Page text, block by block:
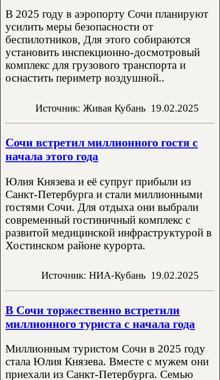
В 2025 году в аэропорту Сочи планируют
усилить меры безопасности от
беспилотников, Для этого собираются
установить инспекционно-досмотровый
комплекс для грузового транспорта и
оснастить периметр воздушной..
Источник: Живая Кубань 19.02.2025
Сочи встретил миллионного гостя с
начала этого года
Юлия Князева и её супруг прибыли из
Санкт-Петербурга и стали миллионными
гостями Сочи. Для отдыха они выбрали
современный гостиничный комплекс с
развитой медицинской инфраструктурой в
Хостинском районе курорта.
Источник: НИА-Кубань 19.02.2025
В Сочи торжественно встретили
миллионного туриста с начала года
Миллионным туристом Сочи в 2025 году
стала Юлия Князева. Вместе с мужем они
приехали из Санкт-Петербурга. Семью